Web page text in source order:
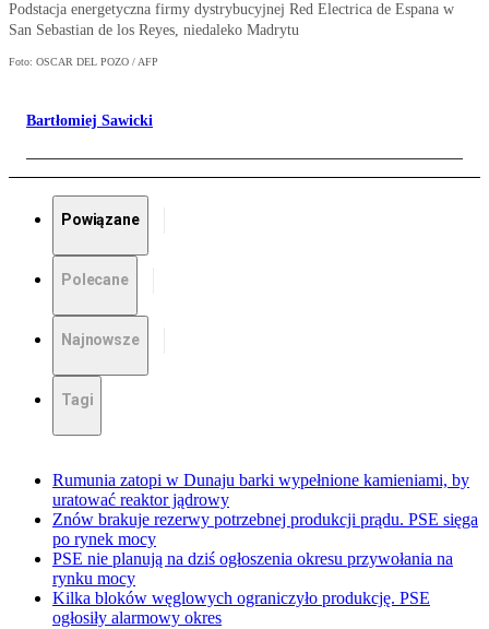
Podstacja energetyczna firmy dystrybucyjnej Red Electrica de Espana w
San Sebastian de los Reyes, niedaleko Madrytu
Foto: OSCAR DEL POZO / AFP
Bartłomiej Sawicki
Powiązane
Polecane
Najnowsze
Tagi
Rumunia zatopi w Dunaju barki wypełnione kamieniami, by
uratować reaktor jądrowy
Znów brakuje rezerwy potrzebnej produkcji prądu. PSE sięga
po rynek mocy
PSE nie planują na dziś ogłoszenia okresu przywołania na
rynku mocy
Kilka bloków węglowych ograniczyło produkcję. PSE
ogłosiły alarmowy okres